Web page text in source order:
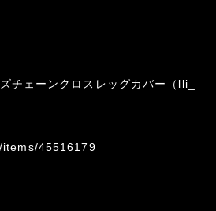
チェーンクロスレッグカバー（lli_
45516179